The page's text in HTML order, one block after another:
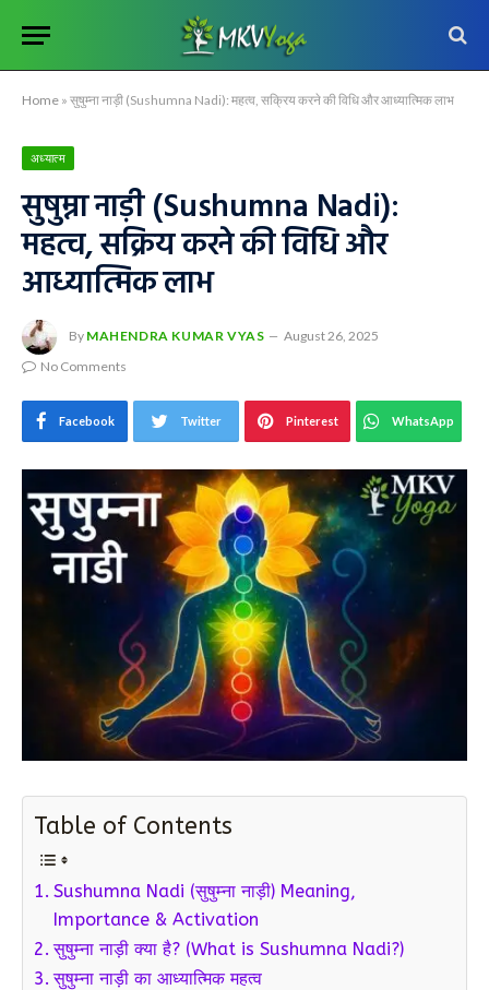
Home » सुषुम्ना नाड़ी (Sushumna Nadi): महत्व, सक्रिय करने की विधि और आध्यात्मिक लाभ
अध्यात्म
सुषुम्ना नाड़ी (Sushumna Nadi):
महत्व, सक्रिय करने की विधि और
आध्यात्मिक लाभ
By MAHENDRA KUMAR VYAS
August 26, 2025
No Comments
Facebook Twitter Pinterest WhatsApp
Table of Contents
Sushumna Nadi (सुषुम्ना नाड़ी) Meaning,
Importance & Activation
सुषुम्ना नाड़ी क्या है? (What is Sushumna Nadi?)
सुषुम्ना नाड़ी का आध्यात्मिक महत्व